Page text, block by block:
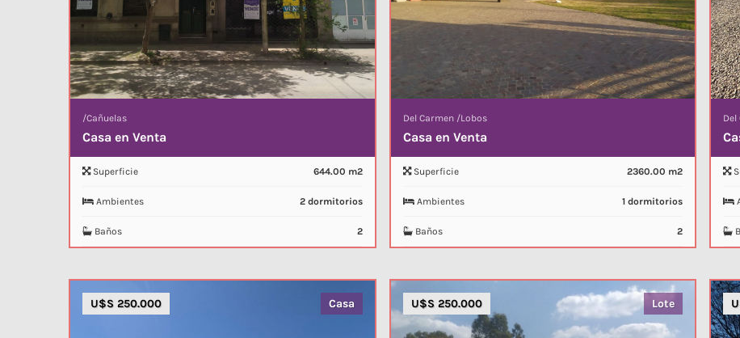
/Cañuelas
Casa en Venta
Superficie 644.00 m2
Ambientes 2 dormitorios
Baños 2
Del Carmen /Lobos
Casa en Venta
Superficie 2360.00 m2
Ambientes 1 dormitorios
Baños 2
Del
U$S 250.000 Casa U$S 250.000 Lote